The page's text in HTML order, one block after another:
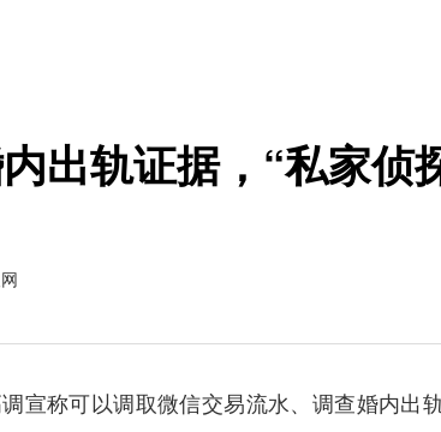
出轨证据，“私家侦
称可以调取微信交易流水、调查婚内出